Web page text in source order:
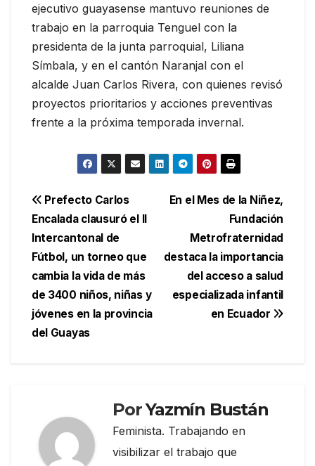
ejecutivo guayasense mantuvo reuniones de
trabajo en la parroquia Tenguel con la
presidenta de la junta parroquial, Liliana
Símbala, y en el cantón Naranjal con el
alcalde Juan Carlos Rivera, con quienes revisó
proyectos prioritarios y acciones preventivas
frente a la próxima temporada invernal.
Navegación
de
entradas
En el Mes de la Niñez,
Fundación
Metrofraternidad
destaca la importancia
del acceso a salud
especializada infantil
en Ecuador
Prefecto Carlos
Encalada clausuró el II
Intercantonal de
Fútbol, un torneo que
cambia la vida de más
de 3400 niños, niñas y
jóvenes en la provincia
del Guayas
PorYazmín Bustán
Feminista. Trabajando en
visibilizar el trabajo que